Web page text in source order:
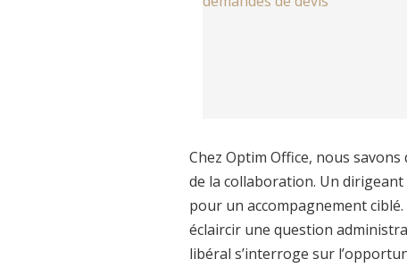
Chez Optim Office, nous
de la collaboration. Un
pour un accompagnement
éclaircir une question
libéral s’interroge sur